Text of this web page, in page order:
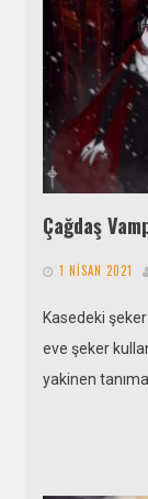
Çağdaş
1 NISAN 2021
Kasedeki
eve şeker
yakinen